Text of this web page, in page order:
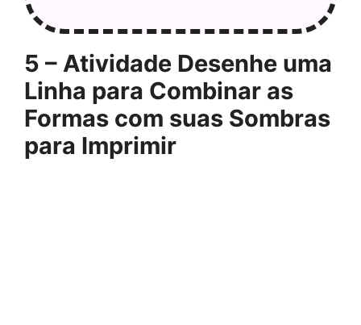
5 – Atividade Desenhe uma
Linha para Combinar as
Formas com suas Sombras
para Imprimir